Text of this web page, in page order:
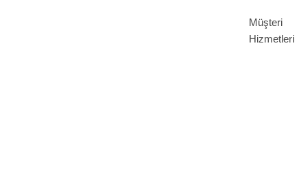
Müşteri
Hizmetleri